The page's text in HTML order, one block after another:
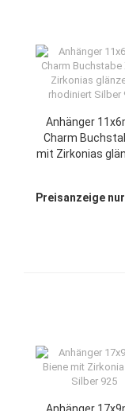
Anhänger
Charm
mit Zirkonias
Preisanzeige